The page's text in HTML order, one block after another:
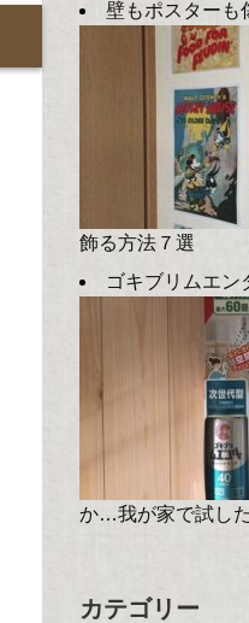
壁もポスターも
飾る方法７選
ゴキブリムエン
か…我が家で試し
カテゴリー